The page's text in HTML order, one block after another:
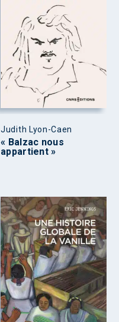
Judith Lyon-Caen
« Balzac nous
appartient »